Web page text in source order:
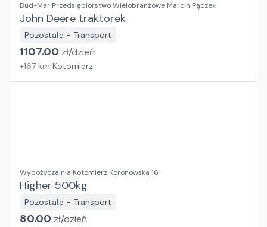
Bud-Mar Przedsiębiorstwo Wielobranżowe Marcin Pączek
John Deere traktorek
Pozostałe - Transport
1107.00 zł/dzień
+167 km Kotomierz
Wypożyczalnia Kotomierz Koronowska 16
Higher 500kg
Pozostałe - Transport
80.00 zł/dzień